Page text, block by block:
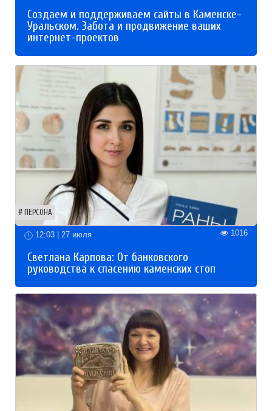
Создаем и поддерживаем сайты в Каменске-
Уральском. Забота и продвижение ваших
интернет-проектов
ПЕРСОНА
12:03 | 27 июля 1016
Светлана Карпова: От банковского
руководства к спасению каменских стоп